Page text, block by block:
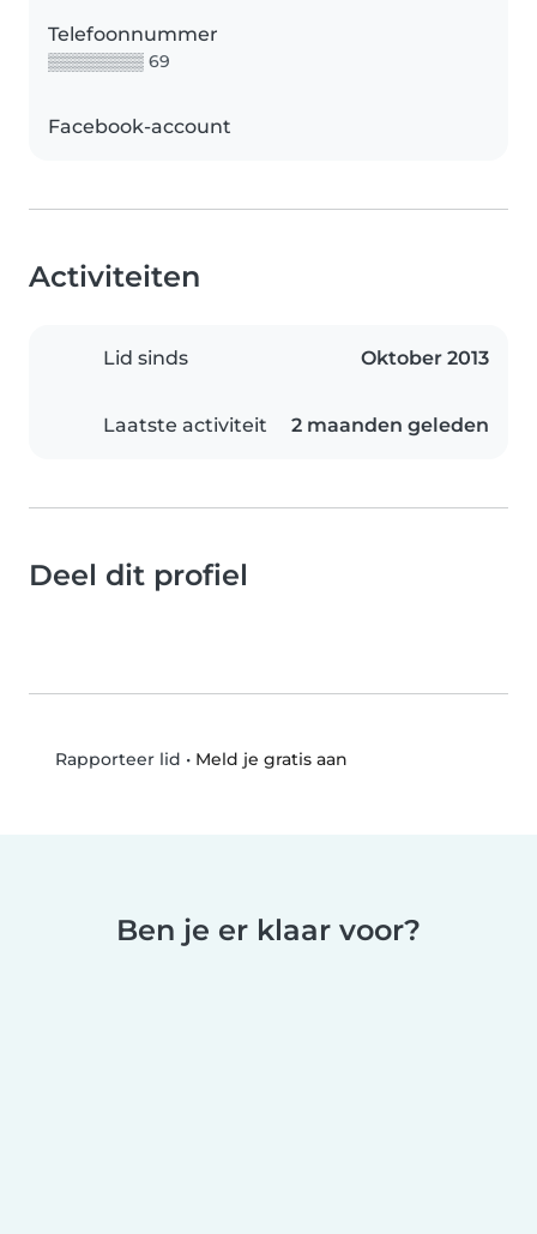
Telefoonnummer
▒▒▒▒▒▒▒▒ 69
Facebook-account
Activiteiten
Lid sinds Oktober 2013
Laatste activiteit 2 maanden geleden
Deel dit profiel
Rapporteer lid • Meld je gratis aan
Ben je er klaar voor?